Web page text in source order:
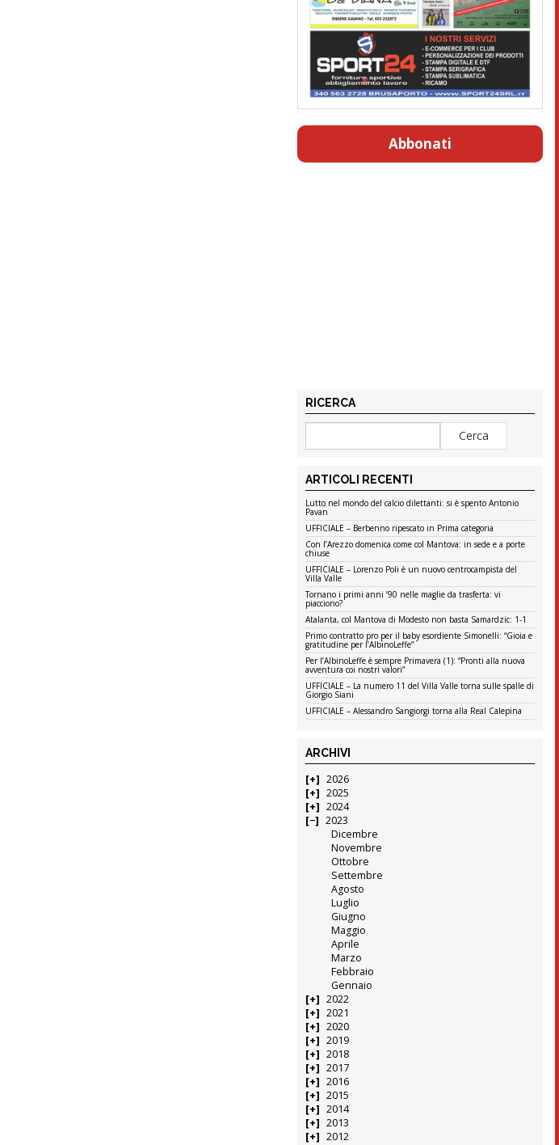
Abbonati
RICERCA
ARTICOLI RECENTI
Lutto nel mondo del calcio dilettanti: si è spento Antonio
Pavan
UFFICIALE – Berbenno ripescato in Prima categoria
Con l’Arezzo domenica come col Mantova: in sede e a porte
chiuse
UFFICIALE – Lorenzo Poli è un nuovo centrocampista del
Villa Valle
Tornano i primi anni ’90 nelle maglie da trasferta: vi
piacciono?
Atalanta, col Mantova di Modesto non basta Samardzic: 1-1
Primo contratto pro per il baby esordiente Simonelli: “Gioia e
gratitudine per l’AlbinoLeffe”
Per l’AlbinoLeffe è sempre Primavera (1): “Pronti alla nuova
avventura coi nostri valori”
UFFICIALE – La numero 11 del Villa Valle torna sulle spalle di
Giorgio Siani
UFFICIALE – Alessandro Sangiorgi torna alla Real Calepina
ARCHIVI
2026
2025
2024
2023
Dicembre
Novembre
Ottobre
Settembre
Agosto
Luglio
Giugno
Maggio
Aprile
Marzo
Febbraio
Gennaio
2022
2021
2020
2019
2018
2017
2016
2015
2014
2013
2012